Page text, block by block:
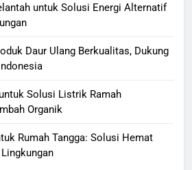
untuk Solusi Energi Alternatif
Daur Ulang Berkualitas, Dukung
Solusi Listrik Ramah
Organik
Rumah Tangga: Solusi Hemat